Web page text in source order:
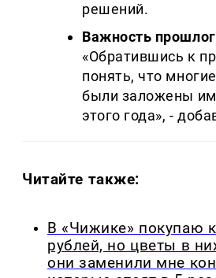
решений.
Важность
«Обратившись к
понять, что
были заложены
этого года», -
Читайте также:
В «Чижике» покупаю
рублей, но цветы в
они заменили мне